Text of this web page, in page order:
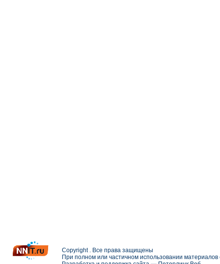
Copyright . Все права защищены
При полном или частичном использовании